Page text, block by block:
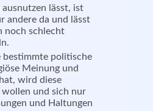
lässt, ist
andere da und lässt
noch schlecht
bestimmte politische
Meinung und
wird diese
wollen und sich nur
und Haltungen